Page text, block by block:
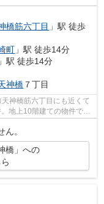
橋筋六丁目 」駅 徒歩
町 」駅 徒歩14分
」駅 徒歩14分
神橋 ７丁目
神橋筋六丁目にも近くて
地上10階建ての物件でご
。
橋」への